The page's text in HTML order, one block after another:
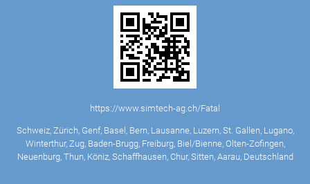
https://www.simtech-ag.ch/Fatal
Schweiz, Zürich, Genf, Basel, Bern, Lausanne, Luzern, St. Gallen, Lugano,
Winterthur, Zug, Baden-Brugg, Freiburg, Biel/Bienne, Olten-Zofingen,
Neuenburg, Thun, Köniz, Schaffhausen, Chur, Sitten, Aarau, Deutschland